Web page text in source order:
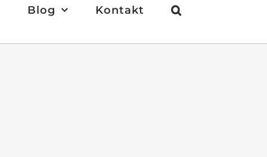
Blog Kontakt